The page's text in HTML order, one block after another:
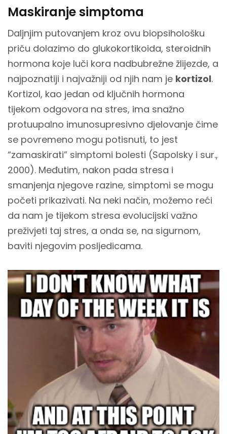
Maskiranje simptoma
Daljnjim putovanjem kroz ovu biopsihološku
priču dolazimo do glukokortikoida, steroidnih
hormona koje luči kora nadbubrežne žlijezde, a
najpoznatiji i najvažniji od njih nam je kortizol.
Kortizol, kao jedan od ključnih hormona
tijekom odgovora na stres, ima snažno
protuupalno imunosupresivno djelovanje čime
se povremeno mogu potisnuti, to jest
“zamaskirati” simptomi bolesti (Sapolsky i sur.,
2000). Međutim, nakon pada stresa i
smanjenja njegove razine, simptomi se mogu
početi prikazivati. Na neki način, možemo reći
da nam je tijekom stresa evolucijski važno
preživjeti taj stres, a onda se, na sigurnom,
baviti njegovim posljedicama.